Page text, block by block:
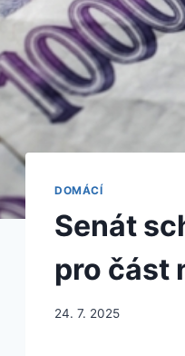
DOMÁCÍ
Senát
pro část
24. 7. 2025